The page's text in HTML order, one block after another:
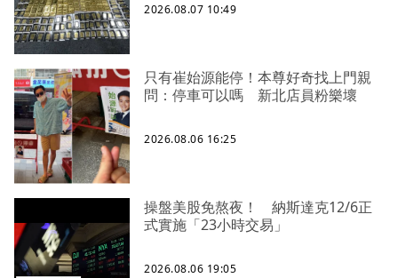
2026.08.07 10:49
只有崔始源能停！本尊好奇找上門親
問：停車可以嗎 新北店員粉樂壞
2026.08.06 16:25
操盤美股免熬夜！ 納斯達克12/6正
式實施「23小時交易」
2026.08.06 19:05